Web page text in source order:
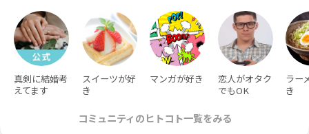
真剣に結婚考
えてます
スイーツが好
き
マンガが好き
恋人がオタク
でもOK
ラー
き
コミュニティのヒトコト一覧をみる